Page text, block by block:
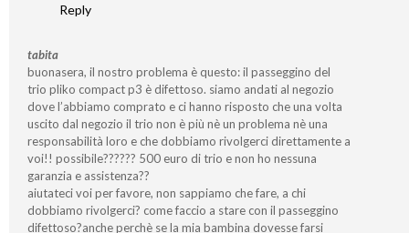
Reply
tabita
buonasera, il nostro problema è questo: il passeggino del
trio pliko compact p3 è difettoso. siamo andati al negozio
dove l’abbiamo comprato e ci hanno risposto che una volta
uscito dal negozio il trio non è più nè un problema nè una
responsabilità loro e che dobbiamo rivolgerci direttamente a
voi!! possibile?????? 500 euro di trio e non ho nessuna
garanzia e assistenza??
aiutateci voi per favore, non sappiamo che fare, a chi
dobbiamo rivolgerci? come faccio a stare con il passeggino
difettoso?anche perchè se la mia bambina dovesse farsi